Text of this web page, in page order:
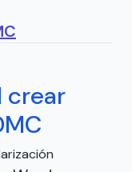
crear